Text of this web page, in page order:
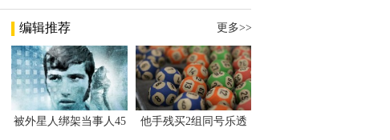
编辑推荐 更多>>
被外星人绑架当事人45
他手残买2组同号乐透